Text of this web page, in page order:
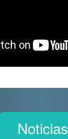
Noticias